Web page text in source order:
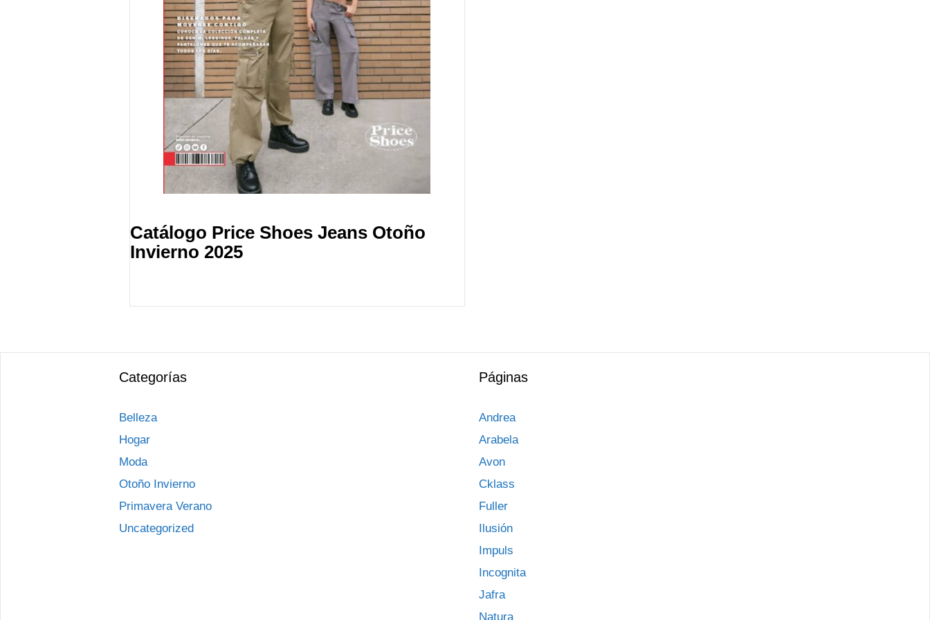
Catálogo Price Shoes Jeans Otoño
Invierno 2025
Categorías
Belleza
Hogar
Moda
Otoño Invierno
Primavera Verano
Uncategorized
Páginas
Andrea
Arabela
Avon
Cklass
Fuller
Ilusión
Impuls
Incognita
Jafra
Natura